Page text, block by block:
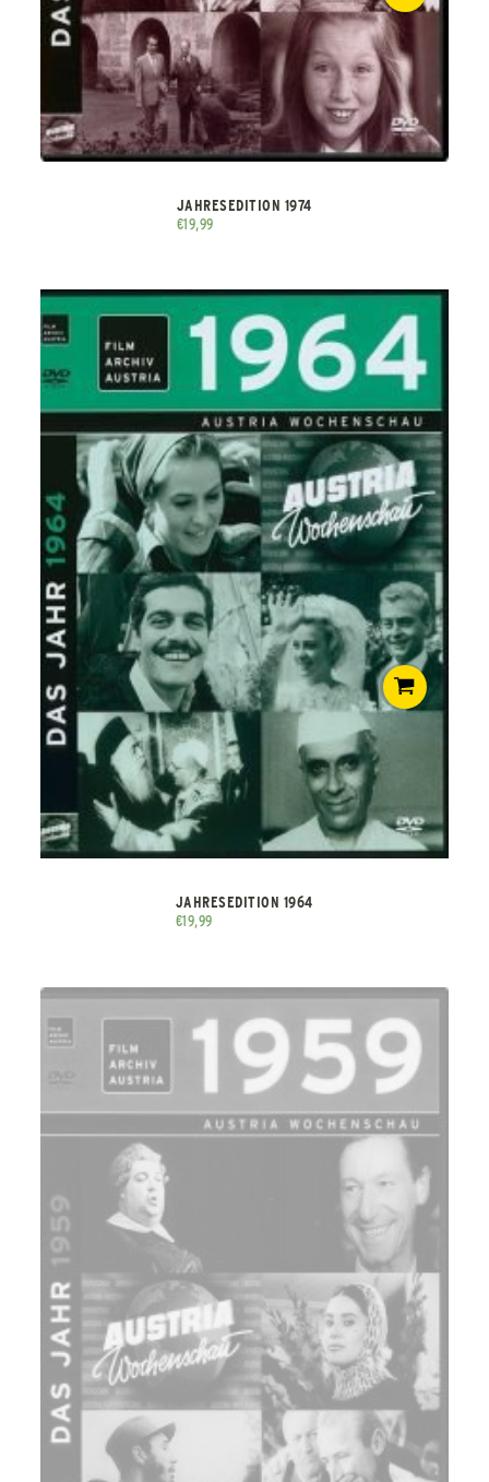
JAHRESEDITION 1974
€19,99
JAHRESEDITION 1964
€19,99